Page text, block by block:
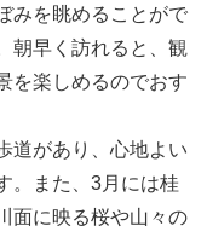
みを眺めることがで
朝早く訪れると、観
を楽しめるのでおす
道があり、心地よい
。また、3月には桂
面に映る桜や山々の